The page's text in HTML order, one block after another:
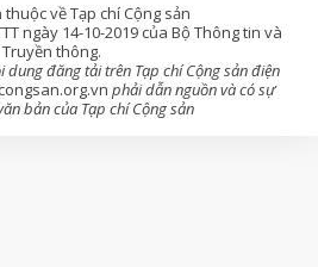
thuộc về Tạp chí Cộng sản
ngày 14-10-2019 của Bộ Thông tin và
Truyền thông.
đăng tải trên Tạp chí Cộng sản điện
phải dẫn nguồn và có sự
bản của Tạp chí Cộng sản